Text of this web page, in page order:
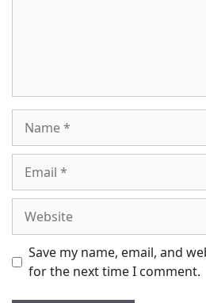
Save my name, email, and
for the next time I comment.